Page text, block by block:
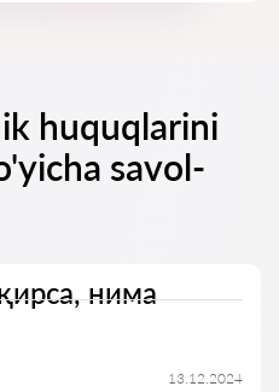
huquqlarini
savol-
нима
13.12.2024